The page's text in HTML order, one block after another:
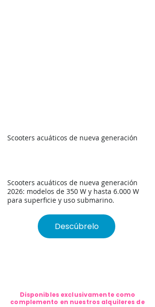
Descúbrelo
Scooters acuáticos de nueva generación
2026: modelos de 350 W y hasta 6.000 W
para superficie y uso submarino.
Scooters acuáticos de nueva generación
Disponibles exclusivamente como
complemento en nuestros alquileres de